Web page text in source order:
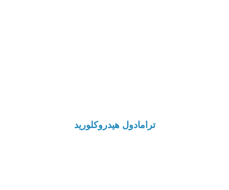
ترامادول هيدروكلوريد